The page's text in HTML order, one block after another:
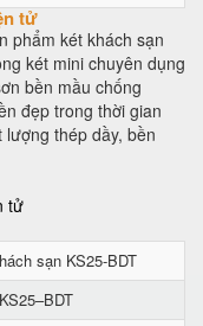
tử
phẩm két khách sạn
két mini chuyên dụng
bền mầu chống
đẹp trong thời gian
thép dầy, bền
sạn KS25-BDT
KS25–BDT